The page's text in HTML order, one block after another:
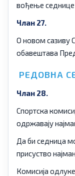
вођење
Члан 27.
О новом сазиву
обавештава
РЕДОВНА
Члан 28.
Спортска
одржавају
Да би седница
присуство
Комисија